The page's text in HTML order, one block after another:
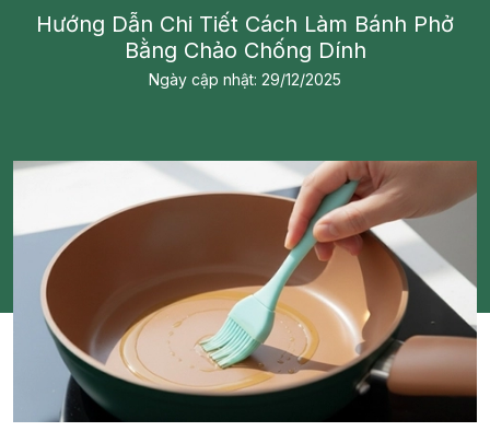
Hướng Dẫn Chi Tiết Cách Làm Bánh Phở
Bằng Chảo Chống Dính
Ngày cập nhật: 29/12/2025